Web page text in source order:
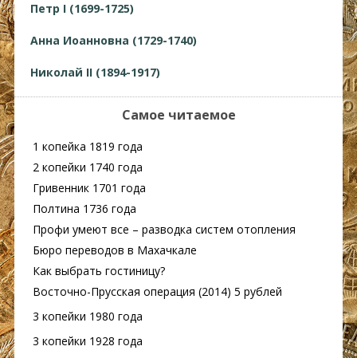
Петр I (1699-1725)
Анна Иоанновна (1729-1740)
Николай II (1894-1917)
Самое читаемое
1 копейка 1819 года
2 копейки 1740 года
Гривенник 1701 года
Полтина 1736 года
Профи умеют все – разводка систем отопления
Бюро переводов в Махачкале
Как выбрать гостиницу?
Восточно-Прусская операция (2014) 5 рублей
3 копейки 1980 года
3 копейки 1928 года